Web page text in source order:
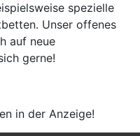
spezielle
Unser offenes
auf neue
gerne!
in der Anzeige!